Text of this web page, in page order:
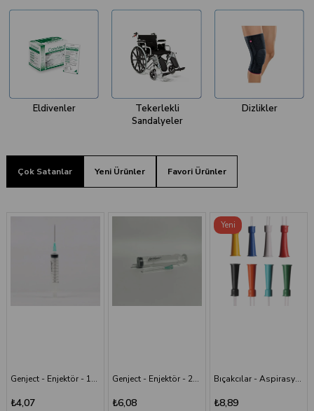
Eldivenler
Tekerlekli
Sandalyeler
Dizlikler
Çok Satanlar Yeni Ürünler Favori Ürünler
Genject - Enjektör - 20 cc 38 mm- 3P - Yeşil İğneli
₺6,08
Bıçakcılar - Aspirasyon Sondası
₺8,89
Bıçakcılar - Intraket - Sarı - 24G x 1 1/2"
₺9,82